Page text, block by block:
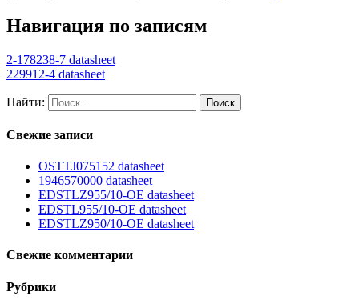
Навигация по записям
2-178238-7 datasheet
229912-4 datasheet
Найти:
Свежие записи
OSTTJ075152 datasheet
1946570000 datasheet
EDSTLZ955/10-OE datasheet
EDSTL955/10-OE datasheet
EDSTLZ950/10-OE datasheet
Свежие комментарии
Рубрики